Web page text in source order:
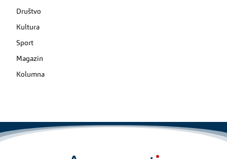
Društvo
Kultura
Sport
Magazin
Kolumna